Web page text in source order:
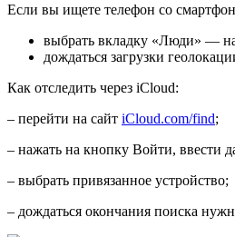
Если вы ищете телефон со
выбрать вкладку «Люди» —
дождаться загрузки
Как отследить через iCloud:
– перейти на сайт iCloud.com/find;
– нажать на кнопку Войти, ввести
– выбрать привязанное устройство;
– дождаться окончания поиска